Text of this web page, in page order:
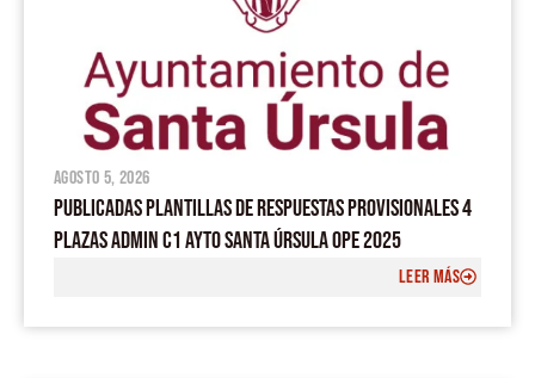
agosto 5, 2026
PUBLICADAS PLANTILLAS DE RESPUESTAS PROVISIONALES 4
PLAZAS ADMIN C1 AYTO SANTA ÚRSULA OPE 2025
LEER MÁS